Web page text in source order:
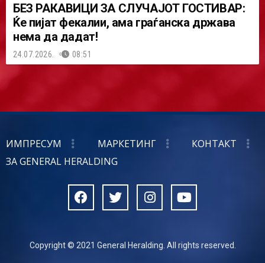
БЕЗ РАКАВИЦИ ЗА СЛУЧАЈОТ ГОСТИВАР:
Ќе пијат фекалии, ама граѓанска држава
нема да дадат!
24.07.2026. 08:51
ИМПРЕСУМ МАРКЕТИНГ
КОНТАКТ
ЗА GENERAL HERALDING
Copyright © 2021 General Heralding. All rights reserved.